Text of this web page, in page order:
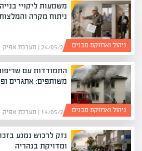
משמעות ליקויי
ניתוח מקרה
24/05/26 | מערכת אפיק ניהול ואחזקת מבנים
התמודדות עם
משותפים: אתגרים
14/05/26 | מערכת אפיק ניהול ואחזקת מבנים
נזק לרכוש נמנע
ומדויקת בנהריה